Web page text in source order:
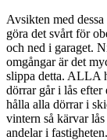
Avsikten med
göra det svårt för
och ned i garaget.
omgångar är det
slippa detta. ALLA
dörrar går i lås
hålla alla dörrar i
vintern så kärvar
andelar i fastigheten.